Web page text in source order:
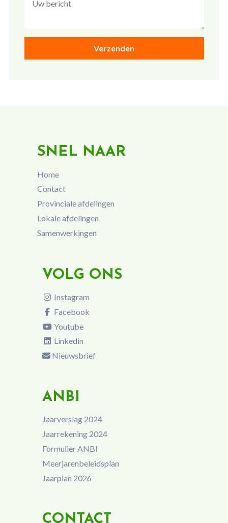
SNEL NAAR
Home
Contact
Provinciale afdelingen
Lokale afdelingen
Samenwerkingen
VOLG ONS
Instagram
Facebook
Youtube
Linkedin
Nieuwsbrief
ANBI
Jaarverslag 2024
Jaarrekening 2024
Formulier ANBI
Meerjarenbeleidsplan
Jaarplan 2026
CONTACT